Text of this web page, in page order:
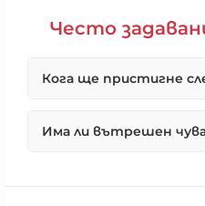
Често
Кога ще пристигне
най-бързо в работни
Има ли вътрешен
❌ Няма да виждаш
❌ Сайтът няма да